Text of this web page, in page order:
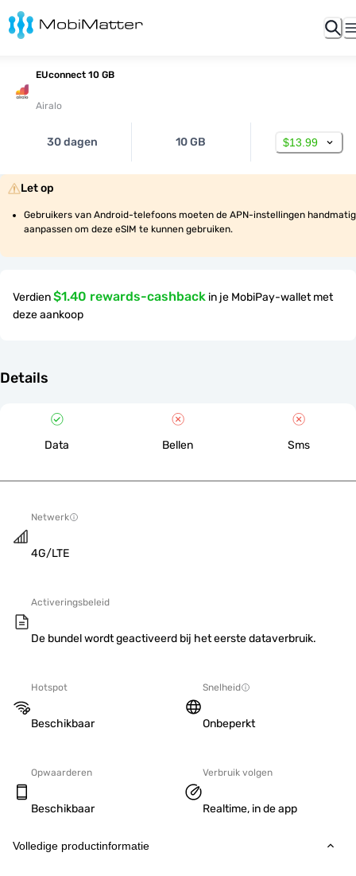
EUconnect 10 GB
Airalo
30 dagen 10 GB $13.99
Let op
Gebruikers van Android-telefoons moeten de APN-instellingen handmatig
aanpassen om deze eSIM te kunnen gebruiken.
Verdien$1.40 rewards-cashback in je MobiPay-wallet met
deze aankoop
Details
Data Bellen Sms
Netwerk
4G/LTE
Activeringsbeleid
De bundel wordt geactiveerd bij het eerste dataverbruik.
Hotspot
Beschikbaar
Snelheid
Onbeperkt
Opwaarderen
Beschikbaar
Verbruik volgen
Realtime, in de app
Volledige productinformatie